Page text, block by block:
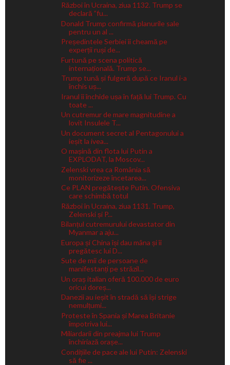
Război în Ucraina, ziua 1132. Trump se
declară ”fu...
Donald Trump confirmă planurile sale
pentru un al ...
Președintele Serbiei îi cheamă pe
experții ruși de...
Furtună pe scena politică
internațională. Trump se...
Trump tună și fulgeră după ce Iranul i-a
închis uș...
Iranul îi închide ușa în față lui Trump. Cu
toate ...
Un cutremur de mare magnitudine a
lovit Insulele T...
Un document secret al Pentagonului a
ieșit la ivea...
O mașină din flota lui Putin a
EXPLODAT, la Moscov...
Zelenski vrea ca România să
monitorizeze încetarea...
Ce PLAN pregătește Putin. Ofensiva
care schimbă totul
Război în Ucraina, ziua 1131. Trump,
Zelenski și P...
Bilanțul cutremurului devastator din
Myanmar a aju...
Europa și China își dau mâna și îi
pregătesc lui D...
Sute de mii de persoane de
manifestanți pe străzil...
Un oraș italian oferă 100.000 de euro
oricui doreș...
Danezii au ieșit în stradă să își strige
nemulțumi...
Proteste în Spania și Marea Britanie
împotriva lui...
Miliardarii din preajma lui Trump
închiriază orașe...
Condițiile de pace ale lui Putin: Zelenski
să fie ...